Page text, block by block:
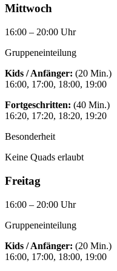
Mittwoch
16:00 – 20:00 Uhr
Gruppeneinteilung
Kids / Anfänger: (20 Min.)
16:00, 17:00, 18:00, 19:00
Fortgeschritten: (40 Min.)
16:20, 17:20, 18:20, 19:20
Besonderheit
Keine Quads erlaubt
Freitag
16:00 – 20:00 Uhr
Gruppeneinteilung
Kids / Anfänger: (20 Min.)
16:00, 17:00, 18:00, 19:00